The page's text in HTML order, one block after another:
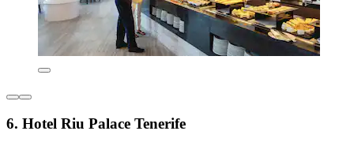
6. Hotel Riu Palace Tenerife